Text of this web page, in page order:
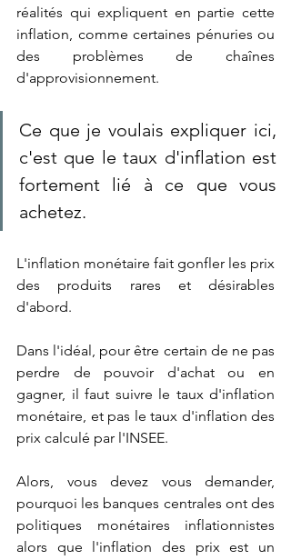
réalités qui expliquent en partie cette
inflation, comme certaines pénuries ou
des problèmes de chaînes
d'approvisionnement.
Ce que je voulais expliquer ici,
c'est que le taux d'inflation est
fortement lié à ce que vous
achetez.
L'inflation monétaire fait gonfler les prix
des produits rares et désirables
d'abord.
Dans l'idéal, pour être certain de ne pas
perdre de pouvoir d'achat ou en
gagner, il faut suivre le taux d'inflation
monétaire, et pas le taux d'inflation des
prix calculé par l'INSEE.
Alors, vous devez vous demander,
pourquoi les banques centrales ont des
politiques monétaires inflationnistes
alors que l'inflation des prix est un